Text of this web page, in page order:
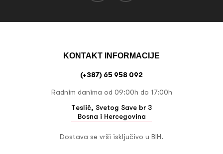
KONTAKT INFORMACIJE
(+387) 65 958 092
Radnim danima od 09:00h do 17:00h
Teslić, Svetog Save br 3
Bosna i Hercegovina
Dostava se vrši isključivo u BIH.